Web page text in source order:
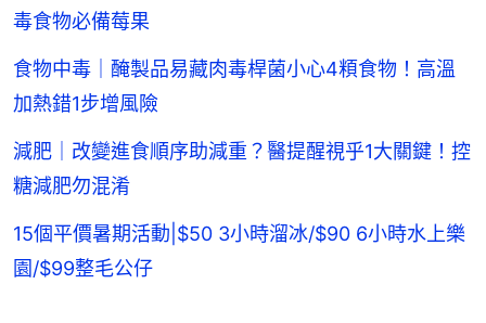
毒食物必備莓果
食物中毒｜醃製品易藏肉毒桿菌小心4頪食物！高溫
加熱錯1步增風險
減肥｜改變進食順序助減重？醫提醒視乎1大關鍵！控
糖減肥勿混淆
15個平價暑期活動|$50 3小時溜冰/$90 6小時水上樂
園/$99整毛公仔